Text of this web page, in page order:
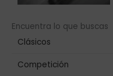
Encuentra lo que buscas
Clásicos
Competición